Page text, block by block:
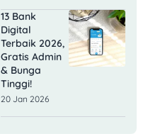
13 Bank
Digital
Terbaik 2026,
Gratis Admin
& Bunga
Tinggi!
20 Jan 2026